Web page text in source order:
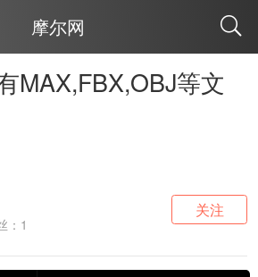
摩尔网
MAX,FBX,OBJ等文
：1
关注
取消